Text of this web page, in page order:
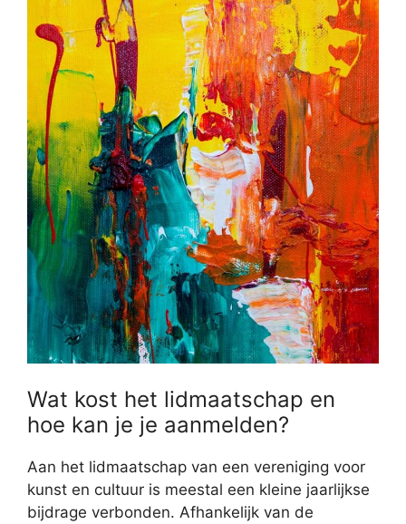
Wat kost het lidmaatschap en
hoe kan je je aanmelden?
Aan het lidmaatschap van een vereniging voor
kunst en cultuur is meestal een kleine jaarlijkse
bijdrage verbonden. Afhankelijk van de